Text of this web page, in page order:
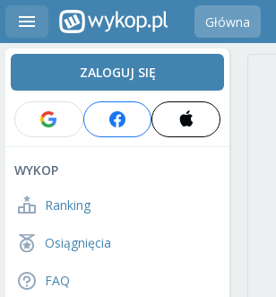
Główna
ZALOGUJ SIĘ
WYKOP
Ranking
Osiągnięcia
FAQ